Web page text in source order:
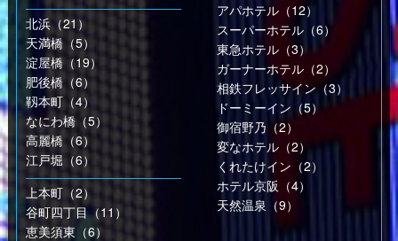
北浜（21）
天満橋（5）
淀屋橋（19）
肥後橋（6）
靱本町（4）
なにわ橋（5）
高麗橋（6）
江戸堀（6）
上本町（2）
谷町四丁目（11）
恵美須東（6）
アパホテル（12）
スーパーホテル（6）
東急ホテル（3）
ガーナーホテル（2）
相鉄フレッサイン（3）
ドーミーイン（5）
御宿野乃（2）
変なホテル（2）
くれたけイン（2）
ホテル京阪（4）
天然温泉（9）